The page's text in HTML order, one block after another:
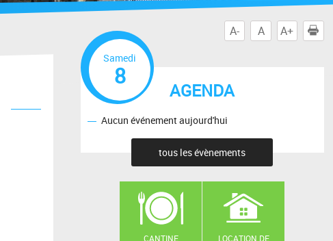
A- A A+
AGENDA
Samedi
8
Aucun événement aujourd'hui
tous les évènements
CANTINE
LOCATION DE